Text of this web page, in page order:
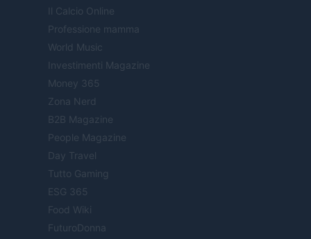
Il Calcio Online
Professione mamma
World Music
Investimenti Magazine
Money 365
Zona Nerd
B2B Magazine
People Magazine
Day Travel
Tutto Gaming
ESG 365
Food Wiki
FuturoDonna